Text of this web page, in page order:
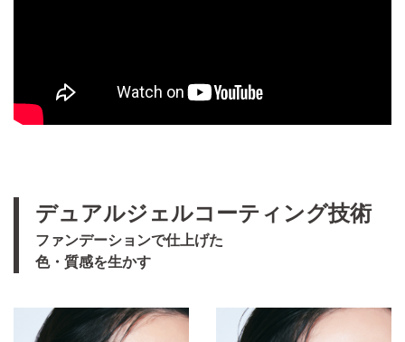
デュアルジェルコーティング技術
ファンデーションで仕上げた
色・質感を生かす